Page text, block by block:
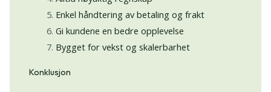
Enkel håndtering av betaling og frakt
Gi kundene en bedre opplevelse
Bygget for vekst og skalerbarhet
Konklusjon